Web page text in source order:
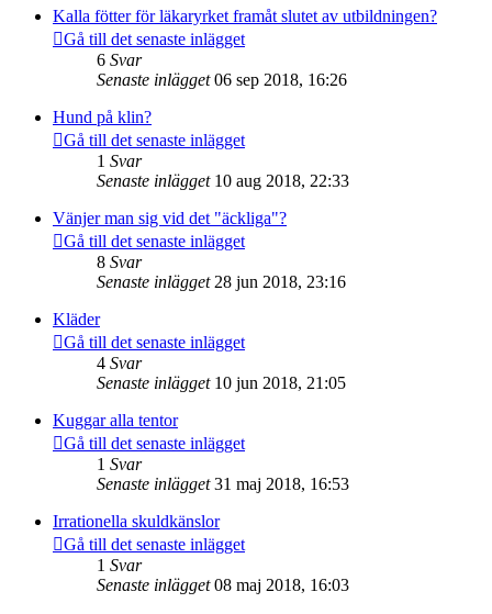
Kalla fötter för läkaryrket framåt slutet av utbildningen?
Gå till det senaste inlägget
6 Svar
Senaste inlägget 06 sep 2018, 16:26
Hund på klin?
Gå till det senaste inlägget
1 Svar
Senaste inlägget 10 aug 2018, 22:33
Vänjer man sig vid det "äckliga"?
Gå till det senaste inlägget
8 Svar
Senaste inlägget 28 jun 2018, 23:16
Kläder
Gå till det senaste inlägget
4 Svar
Senaste inlägget 10 jun 2018, 21:05
Kuggar alla tentor
Gå till det senaste inlägget
1 Svar
Senaste inlägget 31 maj 2018, 16:53
Irrationella skuldkänslor
Gå till det senaste inlägget
1 Svar
Senaste inlägget 08 maj 2018, 16:03